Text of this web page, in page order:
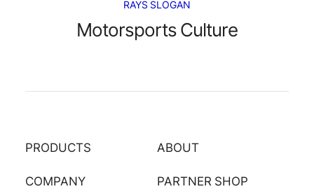
RAYS SLOGAN
Motorsports Culture
PRODUCTS ABOUT
COMPANY PARTNER SHOP